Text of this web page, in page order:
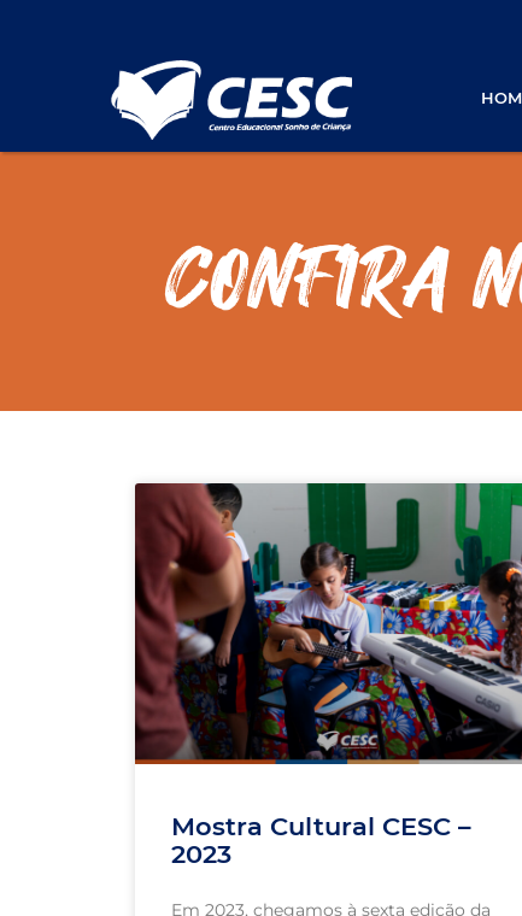
CONFIRA
Mostra Cultural CESC –
2023
Em 2023, chegamos à sexta edição da